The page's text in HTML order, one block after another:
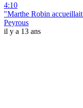
4:10
"Marthe Robin
Peyrous
il y a 13 ans